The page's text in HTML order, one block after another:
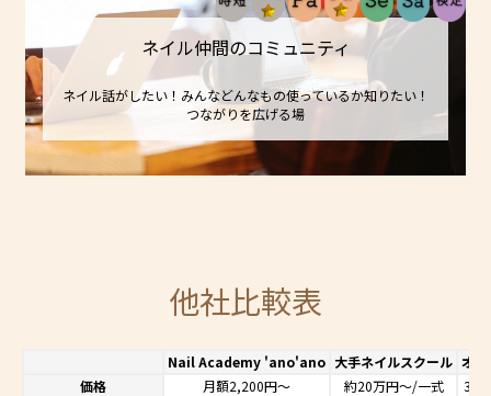
ネイル仲間のコミュニティ
ネイル話がしたい！みんなどんなもの使っているか知りたい！
つながりを広げる場
他社比較表
Nail Academy 'ano'ano 大手ネイルスクール オン
価格
月額2,200円～ 約20万円〜/一式